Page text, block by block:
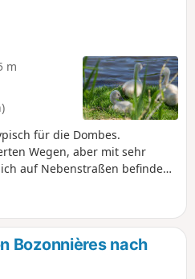
m
für die Dombes.
Wegen, aber mit sehr
auf Nebenstraßen befinden.
Die Sicht auf die Teiche ist
Vögel beobachten
von verschiedenen
Felder, Wäldchen und sogar
Bozonnières nach